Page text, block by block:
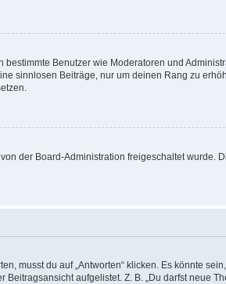
Benutzer wie Moderatoren und
sinnlosen Beiträge, nur um deinen Rang zu
der Board-Administration freigeschaltet wurde.
musst du auf „Antworten“ klicken. Es könnte
aufgelistet. Z. B. „Du darfst neue